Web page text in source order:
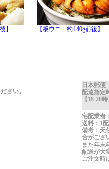
】
【板ウニ 約140g前後】
さい。
日本郵便
配達指定
【18-20
宅配業者
送料：1
備考：天
合がござ
また年末
配送が大
ご注文時